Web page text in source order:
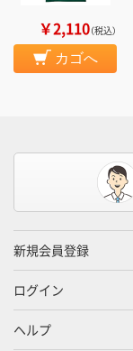
￥2,110（税込）
カゴへ
新規会員登録
ログイン
ヘルプ